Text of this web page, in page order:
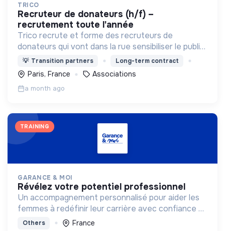
TRICO
recruteur de donateurs (h/f) –
recrutement toute l'année
Trico recrute et forme des recruteurs de
donateurs qui vont dans la rue sensibiliser le public
et collecter des fonds pour permettre aux ONG
de financer leurs projets.
💡 Transition partners Long-term contract
Paris, France Associations
a month ago
TRAINING
GARANCE & MOI
révélez votre potentiel professionnel
Un accompagnement personnalisé pour aider les
femmes à redéfinir leur carrière avec confiance et
clarté
Others France